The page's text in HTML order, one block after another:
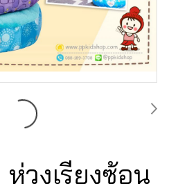
วงเรียงซ้อน